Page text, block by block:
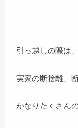
引っ越しの際は、
実家の断捨離、
かなりたくさん